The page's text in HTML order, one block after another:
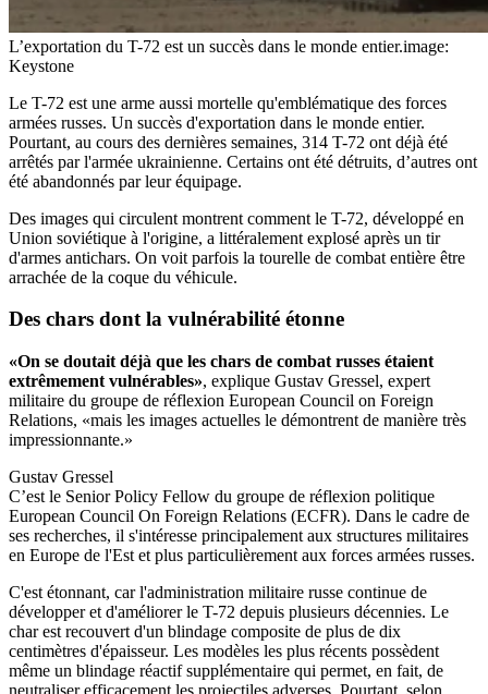
L’exportation du T-72 est un succès dans le monde entier.image:
Keystone
Le T-72 est une arme aussi mortelle qu'emblématique des forces
armées russes. Un succès d'exportation dans le monde entier.
Pourtant, au cours des dernières semaines, 314 T-72 ont déjà été
arrêtés par l'armée ukrainienne. Certains ont été détruits, d’autres ont
été abandonnés par leur équipage.
Des images qui circulent montrent comment le T-72, développé en
Union soviétique à l'origine, a littéralement explosé après un tir
d'armes antichars. On voit parfois la tourelle de combat entière être
arrachée de la coque du véhicule.
Des chars dontla vulnérabilité étonne
«On se doutait déjà que les chars de combat russes étaient
extrêmement vulnérables», explique Gustav Gressel, expert
militaire du groupe de réflexion European Council on Foreign
Relations, «mais les images actuelles le démontrent de manière très
impressionnante.»
Gustav Gressel
C’est le Senior Policy Fellow du groupe de réflexion politique
European Council On Foreign Relations (ECFR). Dans le cadre de
ses recherches, il s'intéresse principalement aux structures militaires
en Europe de l'Est et plus particulièrement aux forces armées russes.
C'est étonnant, car l'administration militaire russe continue de
développer et d'améliorer le T-72 depuis plusieurs décennies. Le
char est recouvert d'un blindage composite de plus de dix
centimètres d'épaisseur. Les modèles les plus récents possèdent
même un blindage réactif supplémentaire qui permet, en fait, de
neutraliser efficacement les projectiles adverses. Pourtant, selon